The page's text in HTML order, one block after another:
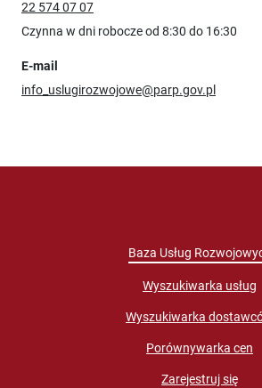
22 574 07 07
Czynna w dni robocze od 8:30 do 16:30
E-mail
info_uslugirozwojowe@parp.gov.pl
Baza Usług
Wyszukiwarka usług
Wyszukiwarka
Porównywarka cen
Zarejestruj się